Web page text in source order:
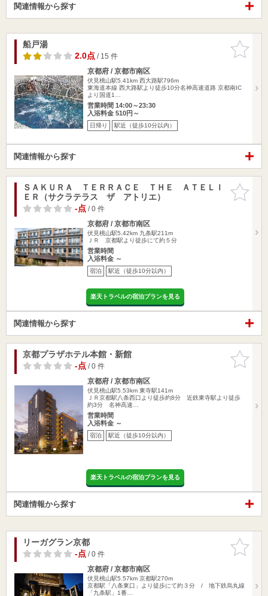
関連情報から探す
お気に入
りに追加
船戸湯
2.0点/ 15 件
京都府 / 京都市南区
伏見桃山駅5.41km 西大路駅796m
東海道本線 西大路駅より徒歩10分名神高速道路 京都南IC
より国道1…
営業時間 14:00～23:30
入浴料金 510円～
日帰り 駅近（徒歩10分以内）
関連情報から探す
お気に入
りに追加
ＳＡＫＵＲＡ ＴＥＲＲＡＣＥ ＴＨＥ ＡＴＥＬＩ
ＥＲ（サクラテラス ザ アトリエ）
-点/ 0 件
京都府 / 京都市南区
伏見桃山駅5.42km 九条駅211m
ＪＲ 京都駅より徒歩にて約５分
営業時間
入浴料金 ～
宿泊 駅近（徒歩10分以内）
楽天トラベルの宿泊プランを見る
関連情報から探す
お気に入
りに追加
京都プラザホテル本館・新館
-点/ 0 件
京都府 / 京都市南区
伏見桃山駅5.53km 東寺駅141m
ＪＲ京都駅八条西口より徒歩約8分 近鉄東寺駅より徒歩
約3分 名神高速…
営業時間
入浴料金 ～
宿泊 駅近（徒歩10分以内）
楽天トラベルの宿泊プランを見る
関連情報から探す
お気に入
りに追加
リーガグラン京都
-点/ 0 件
京都府 / 京都市南区
伏見桃山駅5.57km 京都駅270m
京都駅「八条東口」より徒歩にて約３分 / 地下鉄烏丸線
「九条駅」1番…